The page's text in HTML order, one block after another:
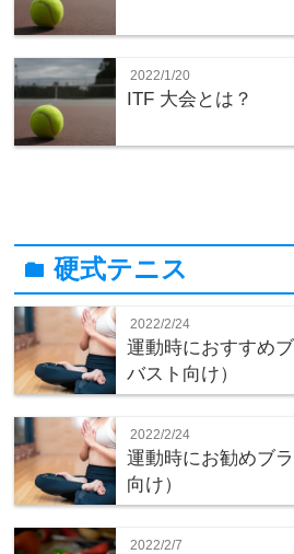
2022/1/20
ITF 大会とは？
folder硬式テニス
2022/2/24
運動時におすすめ
バスト向け）
2022/2/24
運動時にお勧めブ
向け）
2022/2/7